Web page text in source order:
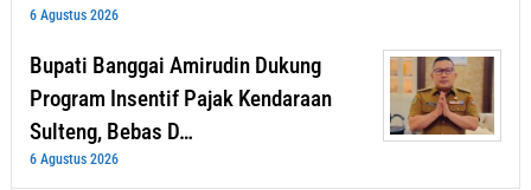
6 Agustus 2026
Bupati Banggai Amirudin Dukung
Program Insentif Pajak Kendaraan
Sulteng, Bebas D…
6 Agustus 2026